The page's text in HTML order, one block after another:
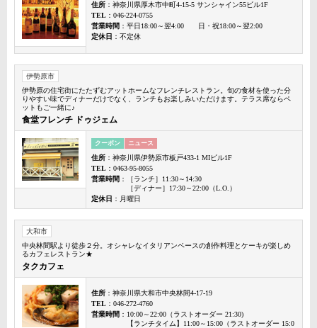
住所 ：神奈川県厚木市中町4-15-5 サンシャイン55ビル1F
TEL ：046-224-0755
営業時間 ：平日18:00～翌4:00 日・祝18:00～翌2:00
定休日 ：不定休
伊勢原市
伊勢原の住宅街にたたずむアットホームなフレンチレストラン。旬の食材を使った分
りやすい味でディナーだけでなく、ランチもお楽しみいただけます。テラス席ならペ
ットもご一緒に♪
食堂フレンチ ドゥジェム
クーポン ニュース
住所 ：神奈川県伊勢原市板戸433-1 MIビル1F
TEL ：0463-95-8055
営業時間 ：［ランチ］11:30～14:30
［ディナー］17:30～22:00（L.O.）
定休日 ：月曜日
大和市
中央林間駅より徒歩２分。オシャレなイタリアンベースの創作料理とケーキが楽しめ
るカフェレストラン★
タクカフェ
住所 ：神奈川県大和市中央林間4-17-19
TEL ：046-272-4760
営業時間 ：10:00～22:00（ラストオーダー 21:30)
【ランチタイム】11:00～15:00（ラストオーダー 15:0